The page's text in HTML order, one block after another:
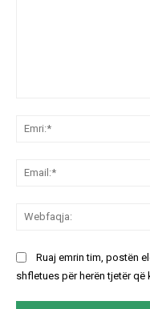
Ruaj emrin tim, postën
shfletues për herën tjetër që